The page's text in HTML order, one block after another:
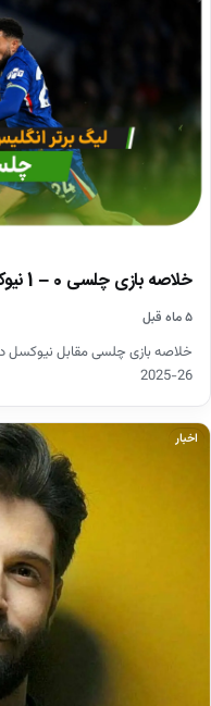
خلاصه بازی چلسی 0 – 1 نیوکسل (لیگ برتر انگلیس)
۵ ماه قبل
خلاصه بازی چلسی مقابل نیوکسل
26-2025
اخبار